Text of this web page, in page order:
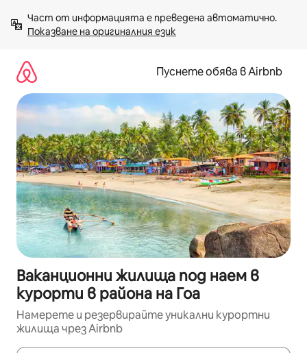
към
съдържанието
Показване на оригиналния език
Пуснете обява в Airbnb
Ваканционни жилища под наем в
курорти в района на Гоа
Намерете и резервирайте уникални курортни
жилища чрез Airbnb